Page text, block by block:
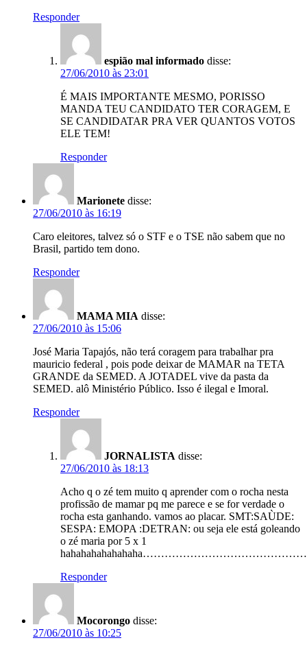
Responder
espião mal informado disse:
27/06/2010 às 23:01
É MAIS IMPORTANTE MESMO, PORISSO
MANDA TEU CANDIDATO TER CORAGEM, E
SE CANDIDATAR PRA VER QUANTOS VOTOS
ELE TEM!
Responder
Marionete disse:
27/06/2010 às 16:19
Caro eleitores, talvez só o STF e o TSE não sabem que no
Brasil, partido tem dono.
Responder
MAMA MIA disse:
27/06/2010 às 15:06
José Maria Tapajós, não terá coragem para trabalhar pra
mauricio federal , pois pode deixar de MAMAR na TETA
GRANDE da SEMED. A JOTADEL vive da pasta da
SEMED. alô Ministério Público. Isso é ilegal e Imoral.
Responder
JORNALISTA disse:
27/06/2010 às 18:13
Acho q o zé tem muito q aprender com o rocha nesta
profissão de mamar pq me parece e se for verdade o
rocha esta ganhando. vamos ao placar. SMT:SAÙDE:
SESPA: EMOPA :DETRAN: ou seja ele está goleando
o zé maria por 5 x 1
hahahahahahahaha………………………………………
Responder
Mocorongo disse:
27/06/2010 às 10:25